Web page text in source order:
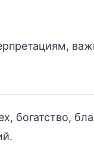
богатство,